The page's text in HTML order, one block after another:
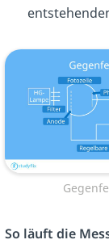
So läuft die